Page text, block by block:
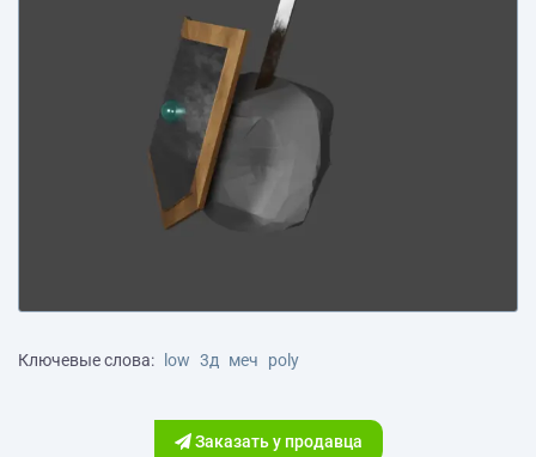
Ключевые слова: low 3д меч poly
Заказать у продавца